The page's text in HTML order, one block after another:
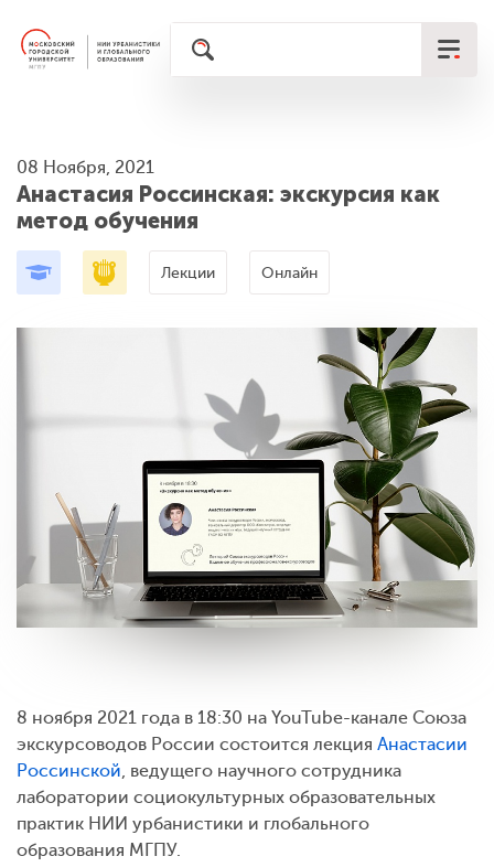
08 Ноября, 2021
Анастасия Россинская: экскурсия как
метод обучения
Лекции Онлайн
8 ноября 2021 года в 18:30 на YouTube-канале Союза
экскурсоводов России состоится лекция Анастасии
Россинской, ведущего научного сотрудника
лаборатории социокультурных образовательных
практик НИИ урбанистики и глобального
образования МГПУ.